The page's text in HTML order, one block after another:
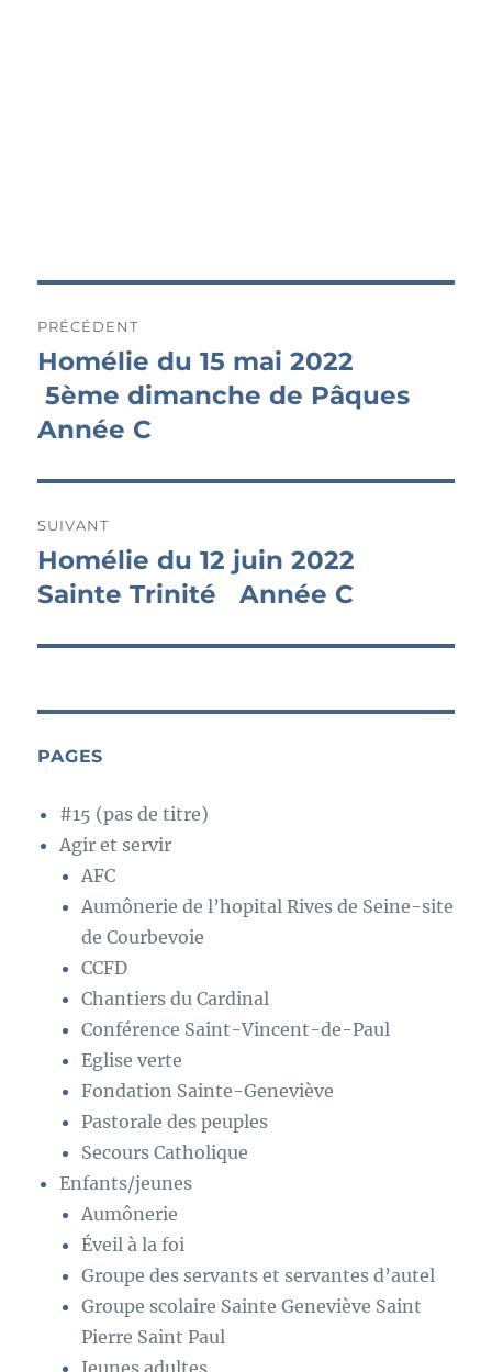
de
l’article
PRÉCÉDENT
Publication
précédente :
Homélie du 15 mai 2022
5ème dimanche de Pâques
Année C
SUIVANT
Publication
suivante :
Homélie du 12 juin 2022
Sainte Trinité Année C
PAGES
#15 (pas de titre)
Agir et servir
AFC
Aumônerie de l’hopital Rives de Seine-site
de Courbevoie
CCFD
Chantiers du Cardinal
Conférence Saint-Vincent-de-Paul
Eglise verte
Fondation Sainte-Geneviève
Pastorale des peuples
Secours Catholique
Enfants/jeunes
Aumônerie
Éveil à la foi
Groupe des servants et servantes d’autel
Groupe scolaire Sainte Geneviève Saint
Pierre Saint Paul